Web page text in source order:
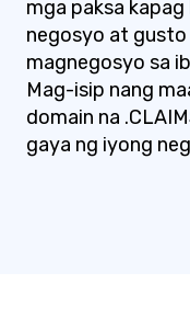
mga paksa
negosyo at
magnegosyo sa
Mag-isip nang
domain na
gaya ng iyong